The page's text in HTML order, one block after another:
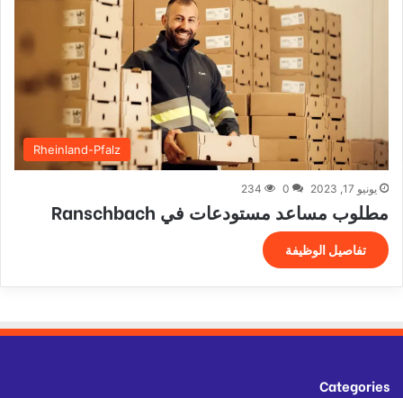
Rheinland-Pfalz
يونيو 17, 2023 0
234
مطلوب مساعد مستودعات في Ranschbach
تفاصيل الوظيفة
Categories